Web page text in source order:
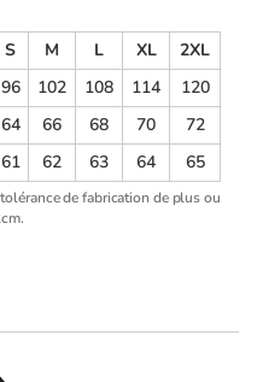
S M L XL
2XL
96 102 108 114
120
64 66 68 70
72
61 62 63 64 65
de fabrication de plus ou